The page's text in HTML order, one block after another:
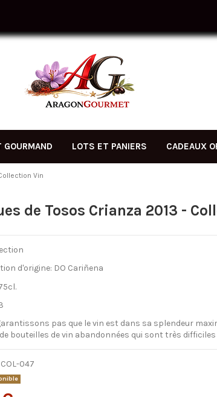
GOURMAND LOTS ET PANIERS CADEAUX
Vin
de Tosos Crianza 2013 -
d'origine: DO Cariñena
pas que le vin est dans sa splendeur
bouteilles de vin abandonnées qui sont très
COL-047